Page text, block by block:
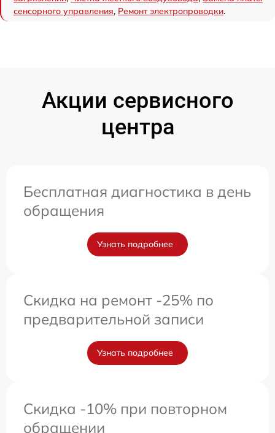
сенсорного управления, Ремонт электропроводки.
Акции сервисного
центра
Бесплатная диагностика в день
обращения
Узнать подробнее
Скидка на ремонт -25% по
предварительной записи
Узнать подробнее
Скидка -10% при повторном
обращении